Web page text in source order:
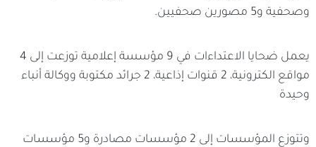
وصحفية و5 مصورين صحفيين.
يعمل ضحايا الاعتداءات في 9 مؤسسة إعلامية توزعت إلى 4
مواقع الكترونية، 2 قنوات إذاعية، 2 جرائد مكتوبة ووكالة أنباء
وحيدة
وتتوزع المؤسسات إلى 2 مؤسسات مصادرة و5 مؤسسات